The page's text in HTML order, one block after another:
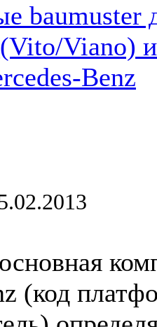
baumuster
Viano)
Benz
(код